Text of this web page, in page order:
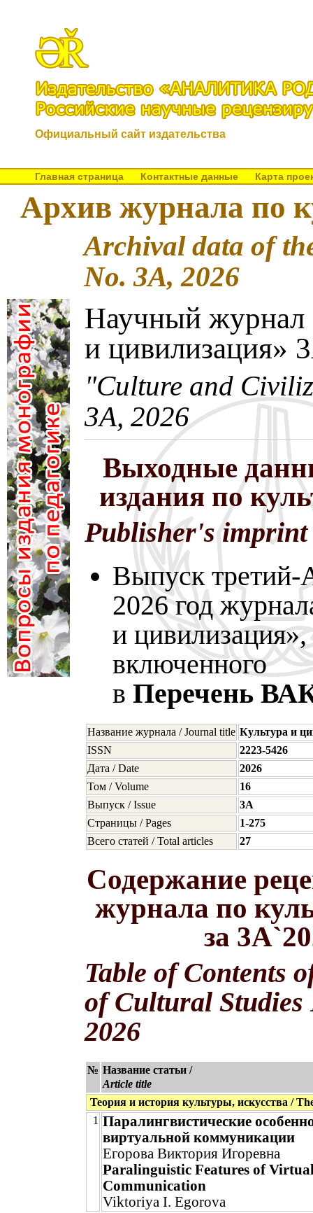
Официальный сайт издательства
Главная страница Контактные данные Карта
Архив журнала по
Archival data of
No. 3A, 2026
Научный журнал
и цивилизация»
"Culture and
3A, 2026
Выходные
издания по
Publisher's imprint
Выпуск третий-
2026 год
и цивилизация»,
включенного
в Перечень
Название журнала / Journal title Культура и
ISSN
2223-5426
Дата / Date
2026
Том / Volume
16
Выпуск / Issue
3A
Страницы / Pages
1-275
Всего статей / Total articles
27
Содержание
журнала по
за
Table of Contents
of Cultural Studies
2026
№ Название статьи /
Article title
Теория и история культуры, искусства /
1 Паралингвистические
виртуальной коммуникации
Егорова Виктория Игоревна
Paralinguistic Features of
Communication
Viktoriya I. Egorova